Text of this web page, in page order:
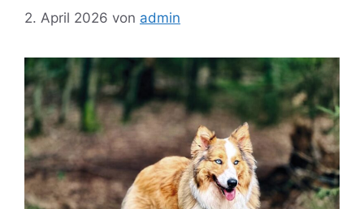
2. April 2026 von admin